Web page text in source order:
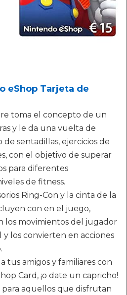
eShop Tarjeta de
toma el concepto de un
y le da una vuelta de
sentadillas, ejercicios de
con el objetivo de superar
para diferentes
de fitness.
Ring-Con y la cinta de la
con en el juego,
los movimientos del jugador
los convierten en acciones
tus amigos y familiares con
Card, ¡o date un capricho!
para aquellos que disfrutan